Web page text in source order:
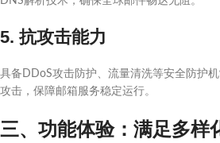
5. 抗攻击能力
具备DDoS攻击防护、流量清洗等安全防护
攻击，保障邮箱服务稳定运行。
三、功能体验：满足多样